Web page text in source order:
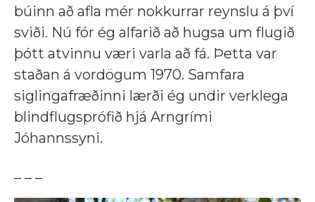
búinn að afla mér nokkurrar reynslu á því
sviði. Nú fór ég alfarið að hugsa um flugið
þótt atvinnu væri varla að fá. Þetta var
staðan á vordögum 1970. Samfara
siglingafræðinni lærði ég undir verklega
blindflugsprófið hjá Arngrími
Jóhannssyni.